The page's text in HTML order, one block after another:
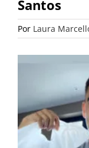
Santos
Por Laura